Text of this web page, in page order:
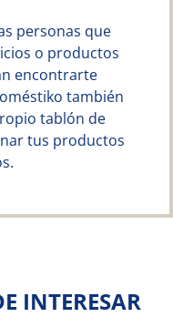
personas que
o productos
encontrarte
también
tablón de
tus productos
INTERESAR